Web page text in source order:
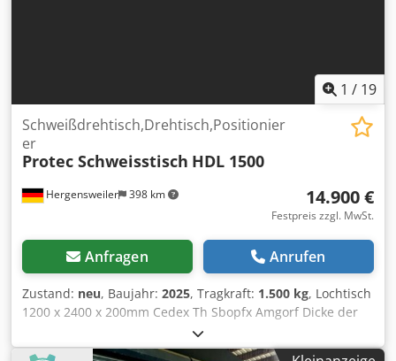
1 / 19
Hergensweiler 398 km
Schweißdrehtisch,Drehtisch,Positionier
er
Protec Schweisstisch HDL 1500
14.900 €
Festpreis zzgl. MwSt.
Anfragen Anrufen
Zustand: neu, Baujahr: 2025, Tragkraft: 1.500 kg, Lochtisch
1200 x 2400 x 200mm Cedex Th Sbopfx Amgorf Dicke der
Tischplatte 20 mm, Durchmesser der Bohrungen 28mm
Schwenkbereich 360° Höhenverstellung Hydraulisch Motor